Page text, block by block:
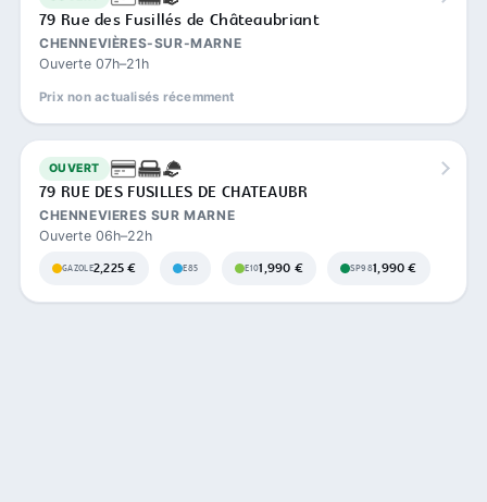
79 Rue des Fusillés de Châteaubriant
CHENNEVIÈRES-SUR-MARNE
Ouverte 07h–21h
Prix non actualisés récemment
OUVERT
79 RUE DES FUSILLES DE CHATEAUBR
CHENNEVIERES SUR MARNE
Ouverte 06h–22h
GAZOLE2,225 € E85 E101,990 € SP981,990 €